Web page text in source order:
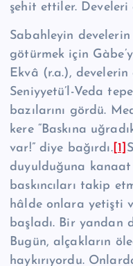
şehit ettiler.
Sabahleyin
götürmek için
Ekvâ (r.a.),
Seniyyetü’l-Veda
bazılarını gördü.
kere “Baskına
var!” diye bağırdı.[1]
duyulduğuna
baskıncıları takip
hâlde onlara yetişti
başladı. Bir yandan
Bugün, alçakların
haykırıyordu.